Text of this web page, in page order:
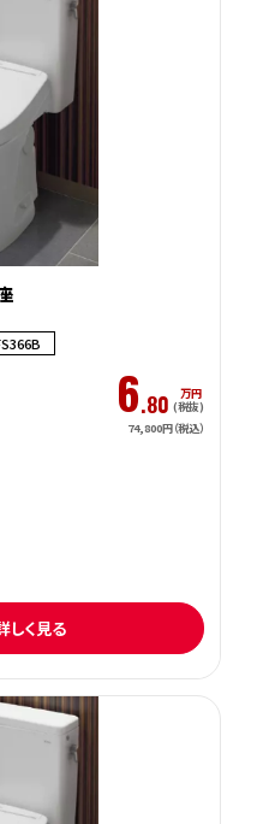
6.80 万円
(税抜)
74,800円（税込）
しく見る